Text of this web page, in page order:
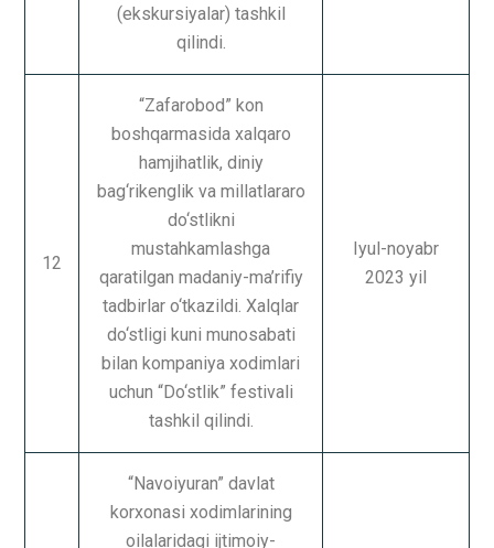
(ekskursiyalar) tashkil
qilindi.
12
“Zafarobod” kon
boshqarmasida xalqaro
hamjihatlik, diniy
bag‘rikenglik va millatlararo
do‘stlikni
mustahkamlashga
qaratilgan madaniy-ma’rifiy
tadbirlar o‘tkazildi. Xalqlar
do‘stligi kuni munosabati
bilan kompaniya xodimlari
uchun “Do‘stlik” festivali
tashkil qilindi.
Iyul-noyabr
2023 yil
“Navoiyuran” davlat
korxonasi xodimlarining
oilalaridagi ijtimoiy-